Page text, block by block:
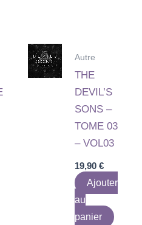
Autre
THE
DEVIL’S
SONS –
TOME 03
– VOL03
19,90 €
Ajouter
au
panier